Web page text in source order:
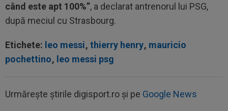
când este apt 100%”, a declarat antrenorul lui PSG,
după meciul cu Strasbourg.
Etichete: leo messi, thierry henry, mauricio
pochettino, leo messi psg
Urmărește știrile digisport.ro și pe Google News